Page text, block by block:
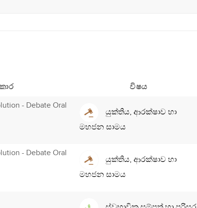
විෂය
- Debate Oral
යුක්තිය, ආරක්ෂාව හා
මහජන සාමය
- Debate Oral
යුක්තිය, ආරක්ෂාව හා
මහජන සාමය